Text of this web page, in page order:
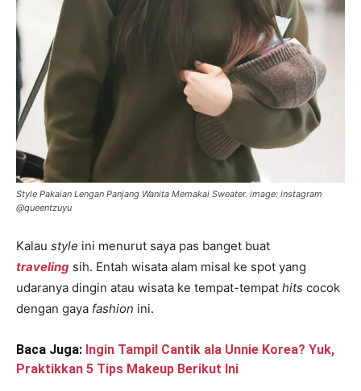
Style Pakaian Lengan Panjang Wanita Memakai Sweater. image: instagram
@queentzuyu
Kalau style ini menurut saya pas banget buat
traveling sih. Entah wisata alam misal ke spot yang
udaranya dingin atau wisata ke tempat-tempat hits cocok
dengan gaya fashion ini.
Baca Juga: Ingin Tampil Cantik ala Unnie Korea? Yuk,
Praktikkan 5 Tips Makeup Berikut Ini